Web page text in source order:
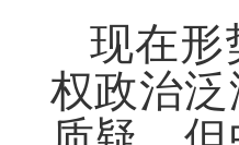
现在形
权政治